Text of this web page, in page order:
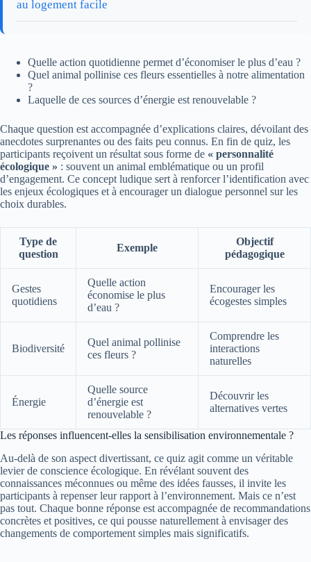
au logement facile
Quelle action quotidienne permet d’économiser le plus d’eau ?
Quel animal pollinise ces fleurs essentielles à notre alimentation
?
Laquelle de ces sources d’énergie est renouvelable ?
Chaque question est accompagnée d’explications claires, dévoilant des
anecdotes surprenantes ou des faits peu connus. En fin de quiz, les
participants reçoivent un résultat sous forme de « personnalité
écologique » : souvent un animal emblématique ou un profil
d’engagement. Ce concept ludique sert à renforcer l’identification avec
les enjeux écologiques et à encourager un dialogue personnel sur les
choix durables.
Type de
question
Exemple
Objectif
pédagogique
Gestes
quotidiens
Quelle action
économise le plus
d’eau ?
Encourager les
écogestes simples
Biodiversité
Quel animal pollinise
ces fleurs ?
Comprendre les
interactions
naturelles
Énergie
Quelle source
d’énergie est
renouvelable ?
Découvrir les
alternatives vertes
Les réponses influencent-elles la sensibilisation environnementale ?
Au-delà de son aspect divertissant, ce quiz agit comme un véritable
levier de conscience écologique. En révélant souvent des
connaissances méconnues ou même des idées fausses, il invite les
participants à repenser leur rapport à l’environnement. Mais ce n’est
pas tout. Chaque bonne réponse est accompagnée de recommandations
concrètes et positives, ce qui pousse naturellement à envisager des
changements de comportement simples mais significatifs.